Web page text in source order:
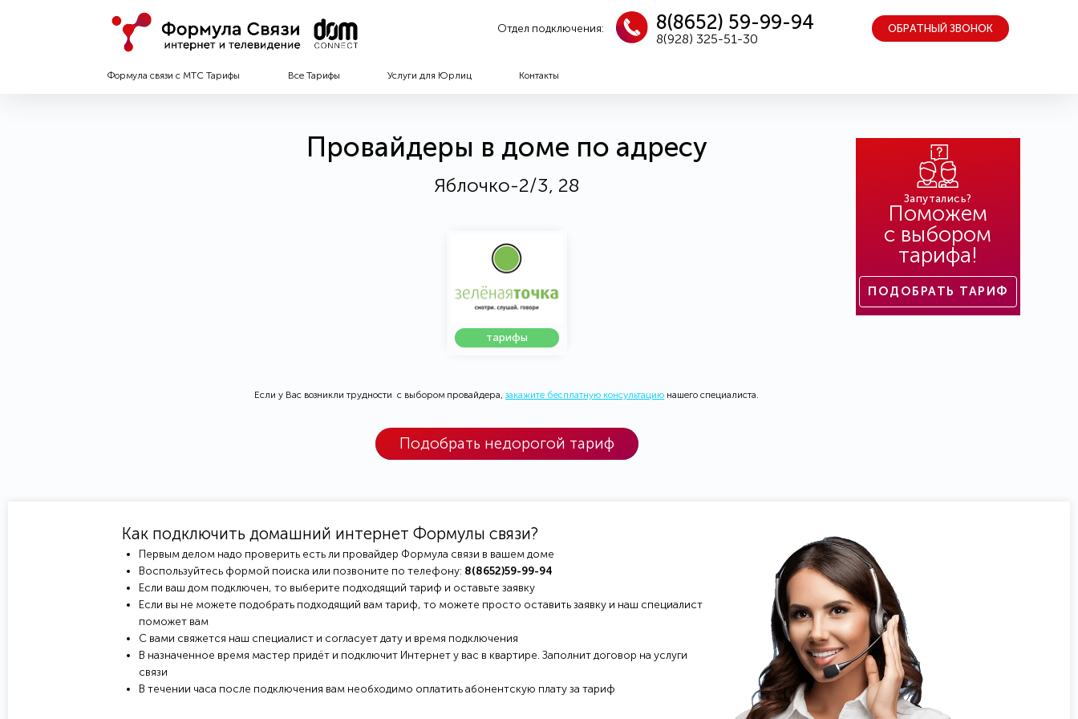
Отдел подключения: 8(8652) 59-99-94
8(928) 325-51-30
ОБРАТНЫЙ ЗВОНОК
Формула связи с МТС Тарифы Все Тарифы Услуги для Юрлиц Контакты
Провайдеры в доме по адресу
Яблочко-2/3, 28
тарифы
Если у Вас возникли трудности с выбором провайдера,закажите бесплатную консультацию нашего специалиста.
Подобрать недорогой тариф
Запутались?
Поможем
с выбором
тарифа!
ПОДОБРАТЬ ТАРИФ
Как подключить домашний интернет Формулы связи?
Первым делом надо проверить есть ли провайдер Формула связи в вашем доме
Воспользуйтесь формой поиска или позвоните по телефону: 8(8652)59-99-94
Если ваш дом подключен, то выберите подходящий тариф и оставьте заявку
Если вы не можете подобрать подходящий вам тариф, то можете просто оставить заявку и наш специалист
поможет вам
С вами свяжется наш специалист и согласует дату и время подключения
В назначенное время мастер придёт и подключит Интернет у вас в квартире. Заполнит договор на услуги
связи
В течении часа после подключения вам необходимо оплатить абонентскую плату за тариф